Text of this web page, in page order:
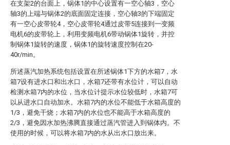
在支架2的台面上，锅体1的中心设置有一空心轴3，空心
轴3的上端与锅体2的底面固定连接，空心轴3的下端固定
有一空心皮带轮4，空心皮带轮4通过皮带5连接到一变频
电机6的皮带轮上，利用变频电机6带动锅体1旋转，并控
制锅体1旋转的速度，锅体1的旋转速度控制在20-
40r/min。
所述蒸汽加热系统包括设置在所述锅体1下方的水箱7，水
箱7设有进水口和出水口，水箱7还带有水位计，可以自动
检测水箱7内的水位，当水位计提示水位较低时，水箱7可
以从进水口自动加水。水箱7内的水位不能低于水箱高度的
1/3，避免干烧；水箱7内的水位也不能高于水箱高度的
2/3，避免因水加热沸腾直接通过蒸汽管进入到锅体内。不
使用的时候，可以将水箱7内的水从出水口放出来。